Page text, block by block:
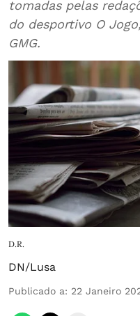
tomadas pelas
do desportivo O
GMG.
D.R.
DN/Lusa
Publicado a: 22 Janeiro